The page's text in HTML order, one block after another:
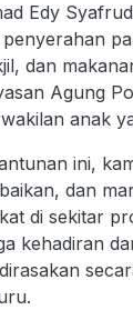
Edy
dan
Agung
anak
ini,
dan
di sekitar
kehadiran